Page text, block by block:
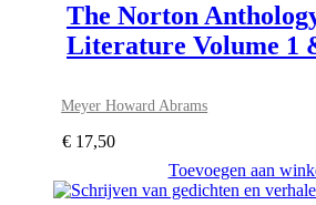
The Norton
Literature Volume 1
Meyer Howard Abrams
€ 17,50
Toevoegen aan